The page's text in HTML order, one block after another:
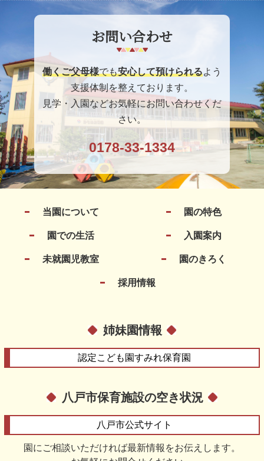
お問い合わせ
働くご父母様でも安心して預けられるよう
支援体制を整えております。
見学・入園などお気軽にお問い合わせくだ
さい。
0178-33-1334
当園について 園の特色
園での生活 入園案内
未就園児教室 園のきろく
採用情報
姉妹園情報
認定こども園すみれ保育園
八戸市保育施設の空き状況
八戸市公式サイト
園にご相談いただければ最新情報をお伝えします。